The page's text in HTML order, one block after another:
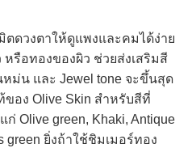
ตดวงตาให้ดูแพงและคมได้ง่าย
หรือทองของผิว ช่วยส่งเสริมสี
ม่น และ Jewel tone จะขึ้นสุด
อง Olive Skin สำหรับสีที่
Olive green, Khaki, Antique
green ยิ่งถ้าใช้ชิมเมอร์ทอง